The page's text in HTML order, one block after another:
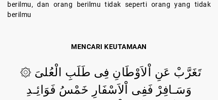
berilmu, dan orang berilmu tidak seperti orang yang tidak
berilmu
MENCARI KEUTAMAAN
وَسَـافِرْ فَفِى اْلاَسْفَارِ خَمْسُ فَوَائِـدِ